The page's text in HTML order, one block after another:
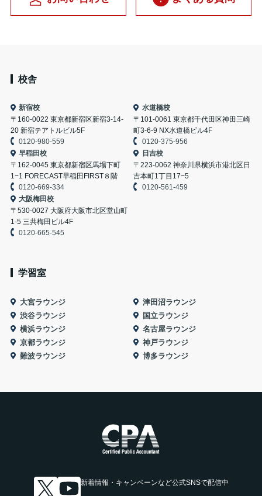
校舎
新宿校
〒160-0022 東京都新宿区新宿3-14-
20 新宿テアトルビル5F
0120-980-559
水道橋校
〒101-0061 東京都千代田区神田三崎
町3-6-9 NX水道橋ビル4F
0120-375-956
早稲田校
〒162-0045 東京都新宿区馬場下町
1−1 FORECAST早稲田FIRST８階
0120-669-334
日吉校
〒223-0062 神奈川県横浜市港北区日
吉本町1丁目17−5
0120-561-459
大阪梅田校
〒530-0027 大阪府大阪市北区堂山町
1-5 三共梅田ビル4F
0120-665-545
学習室
大宮ラウンジ
津田沼ラウンジ
渋谷ラウンジ
国立ラウンジ
横浜ラウンジ
名古屋ラウンジ
京都ラウンジ
神戸ラウンジ
難波ラウンジ
博多ラウンジ
新着情報・キャンペーンなど公式SNSで配信中